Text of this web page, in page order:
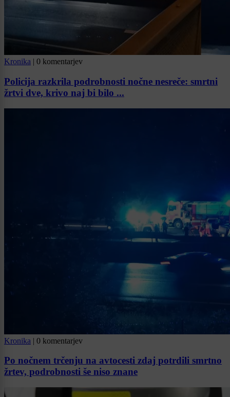
Kronika | 0 komentarjev
Policija razkrila podrobnosti nočne nesreče: smrtni
žrtvi dve, krivo naj bi bilo ...
Kronika | 0 komentarjev
Po nočnem trčenju na avtocesti zdaj potrdili smrtno
žrtev, podrobnosti še niso znane